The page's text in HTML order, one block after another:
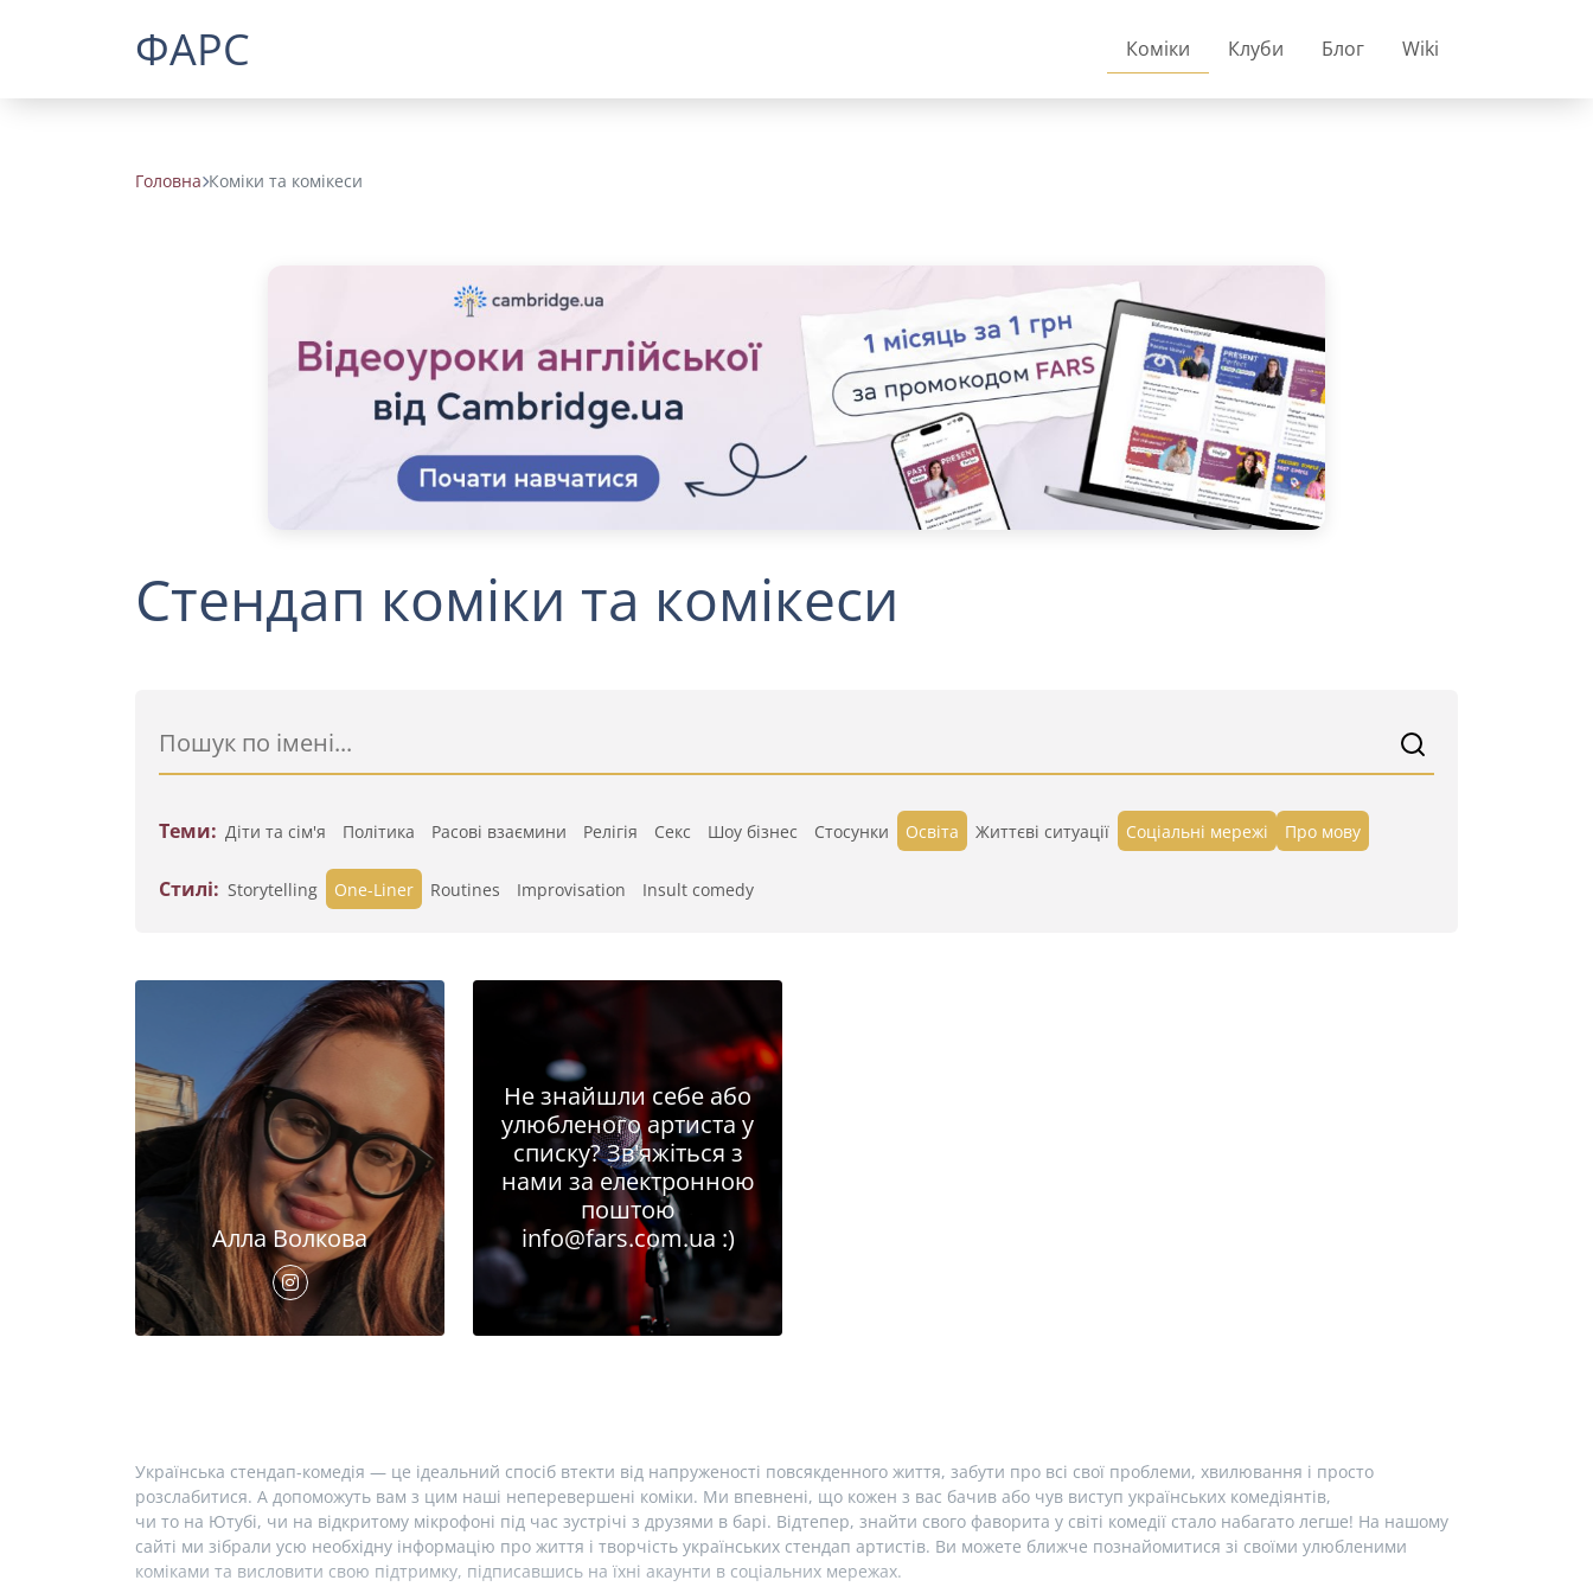
ФАРС Коміки Клуби Блог Wiki
Головна Коміки та комікеси
Стендап коміки та комікеси
Теми: Діти та сім'я Політика Расові взаємини Релігія Секс Шоу бізнес Стосунки Освіта Життєві ситуації Cоціальні мережі Про мову
Стилі: Storytelling One-Liner Routines Improvisation Insult comedy
Алла Волкова
Не знайшли себе або
улюбленого артиста у
списку? Зв'яжіться з
нами за електронною
поштою
info@fars.com.ua :)
Українська стендап-комедія — це ідеальний спосіб втекти від напруженості повсякденного життя, забути про всі свої проблеми, хвилювання і просто
розслабитися. А допоможуть вам з цим наші неперевершені коміки. Ми впевнені, що кожен з вас бачив або чув виступ українських комедіянтів,
чи то на Ютубі, чи на відкритому мікрофоні під час зустрічі з друзями в барі. Відтепер, знайти свого фаворита у світі комедії стало набагато легше! На нашому
сайті ми зібрали усю необхідну інформацію про життя і творчість українських стендап артистів. Ви можете ближче познайомитися зі своїми улюбленими
коміками та висловити свою підтримку, підписавшись на їхні акаунти в соціальних мережах.